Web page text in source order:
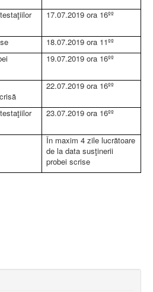
17.07.2019 ora 16ºº
18.07.2019 ora 11ºº
19.07.2019 ora 16ºº
22.07.2019 ora 16ºº
23.07.2019 ora 16ºº
În maxim 4 zile lucrătoare
de la data susţinerii
probei scrise